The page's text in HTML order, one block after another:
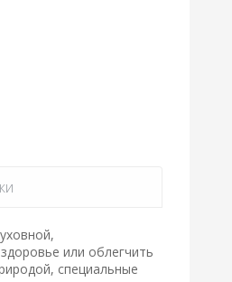
или облегчить
специальные